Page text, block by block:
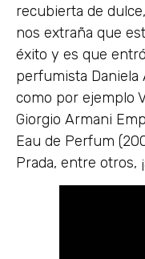
recubierta de
nos extraña que
éxito y es que
perfumista Daniela
como por ejemplo
Giorgio Armani
Eau de Perfum
Prada, entre otros,